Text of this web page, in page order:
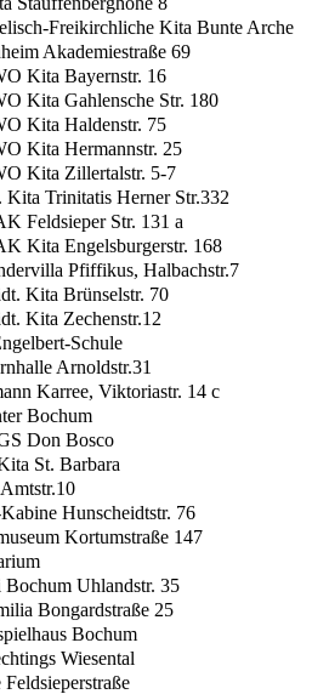
Freikirchliche Kita Bunte Arche
Akademiestraße 69
Kita Bayernstr. 16
Kita Gahlensche Str. 180
Kita Haldenstr. 75
Kita Hermannstr. 25
Kita Zillertalstr. 5-7
Kita Trinitatis Herner Str.332
Feldsieper Str. 131 a
Kita Engelsburgerstr. 168
Pfiffikus, Halbachstr.7
Kita Brünselstr. 70
Kita Zechenstr.12
Schule
Arnoldstr.31
Karree, Viktoriastr. 14 c
Bochum
Don Bosco
St. Barbara
Hunscheidtstr. 76
Kortumstraße 147
Bochum Uhlandstr. 35
Bongardstraße 25
Bochum
Wiesental
Feldsieperstraße